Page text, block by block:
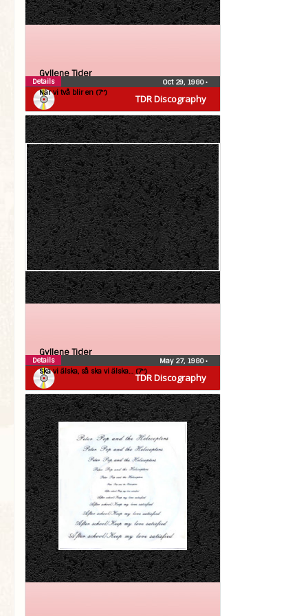
TDR Discography
Gyllene Tider
När vi två blir en (7″)
Oct 29, 1980•
Details
TDR Discography
Gyllene Tider
Ska vi älska, så ska vi älska… (7″)
May 27, 1980•
Details